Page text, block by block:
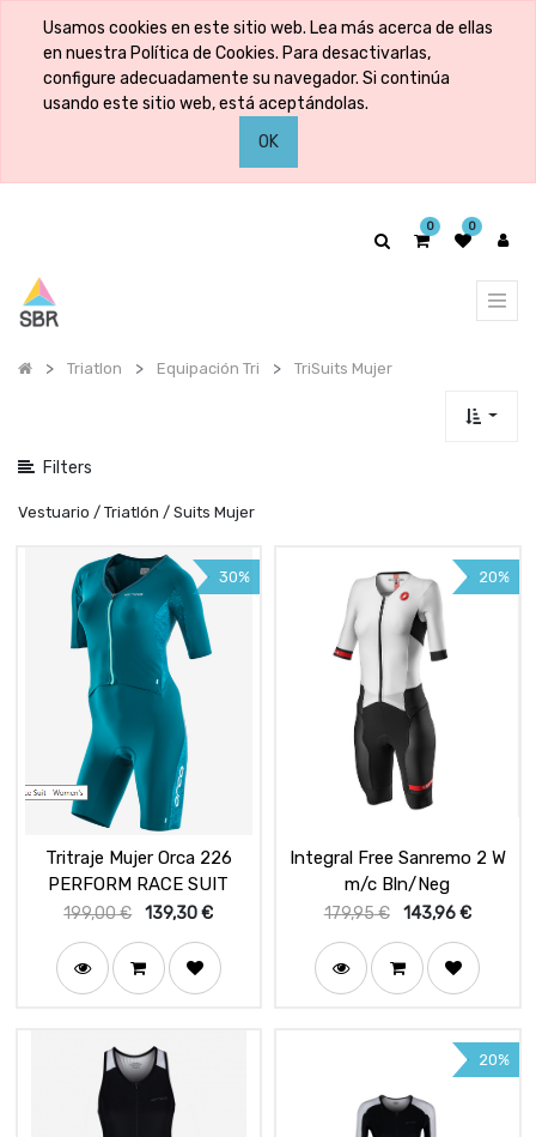
Usamos cookies en este sitio web. Lea más acerca de ellas
en nuestra Política de Cookies. Para desactivarlas,
configure adecuadamente su navegador. Si continúa
usando este sitio web, está aceptándolas.
OK
0 0
Triatlon Equipación Tri TriSuits Mujer
Filters
Mostrar
categorías
Vestuario / Triatlón / Suits Mujer
30%
Tritraje Mujer Orca 226
PERFORM RACE SUIT
199,00€ 139,30€
20%
Integral Free Sanremo 2 W
m/c Bln/Neg
179,95€ 143,96€
20%